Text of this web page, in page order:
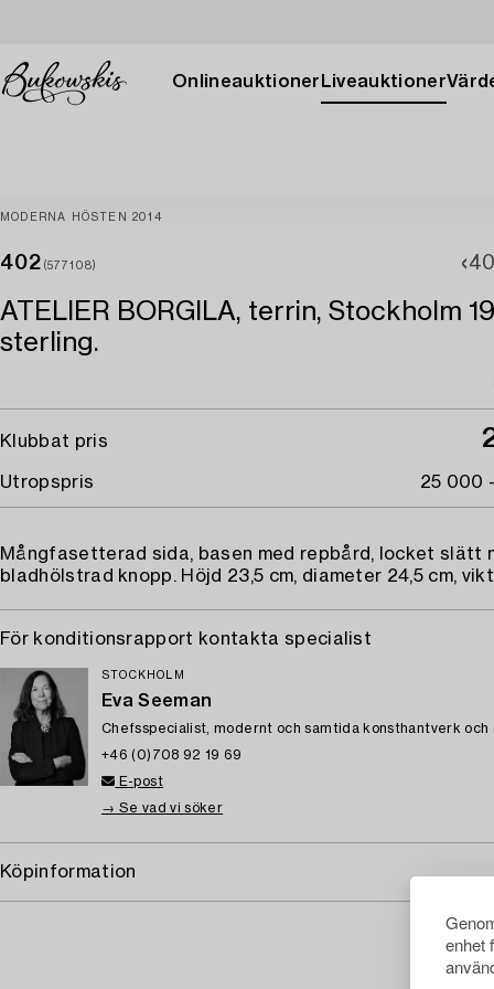
enhet
Onlineauktioner Liveauktioner
MODERNA HÖSTEN 2014
402 (577108)
ATELIER BORGILA, terrin, Stockholm
sterling.
Klubbat pris
Utropspris 25 000
Mångfasetterad sida, basen med repbård, locket slätt
bladhölstrad knopp. Höjd 23,5 cm, diameter 24,5 cm,
För konditionsrapport kontakta specialist
STOCKHOLM
Eva Seeman
Chefsspecialist, modernt och samtida konsthantverk och
+46 (0)708 92 19 69
E-post
→ Se vad vi söker
Köpinformation